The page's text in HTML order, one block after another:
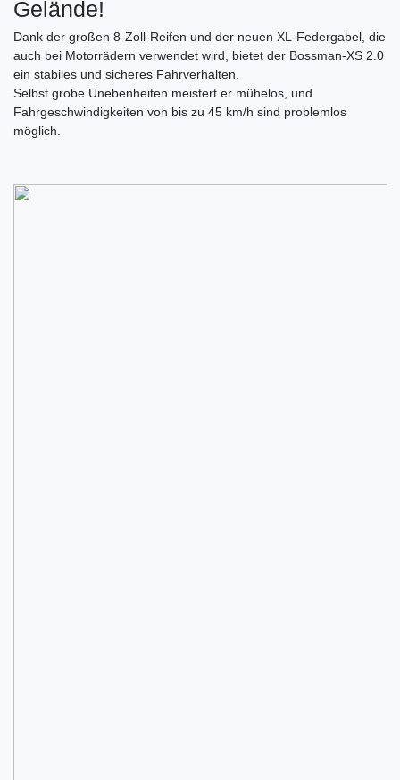
Gelände!
Dank der großen 8-Zoll-Reifen und der neuen XL-Federgabel, die
auch bei Motorrädern verwendet wird, bietet der Bossman-XS 2.0
ein stabiles und sicheres Fahrverhalten.
Selbst grobe Unebenheiten meistert er mühelos, und
Fahrgeschwindigkeiten von bis zu 45 km/h sind problemlos
möglich.